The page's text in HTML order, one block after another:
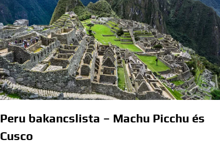
Peru bakancslista – Machu Picchu és
Cusco